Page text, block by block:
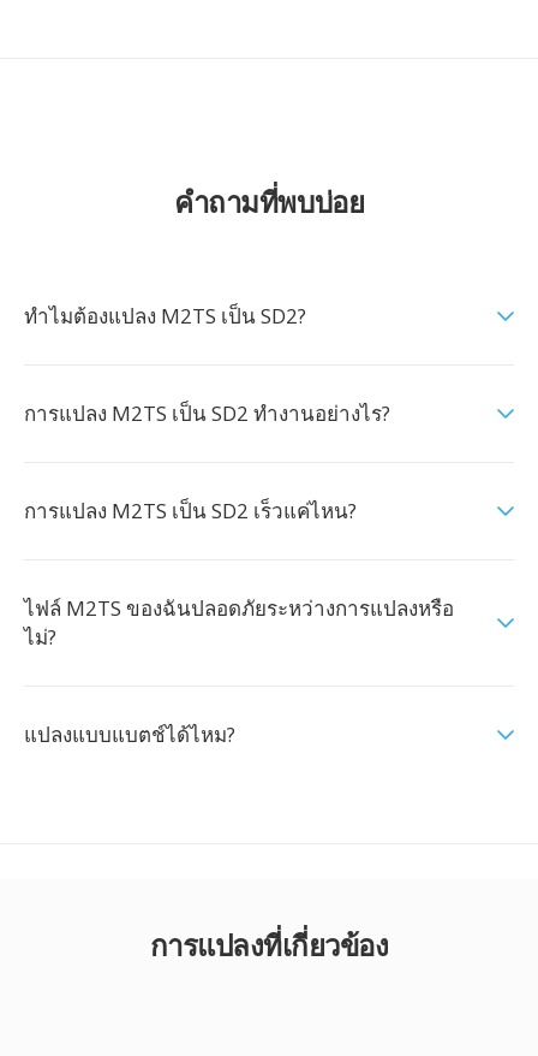
คำถามที่พบบ่อย
ทำไมต้องแปลง M2TS เป็น SD2?
การแปลง M2TS เป็น SD2 ทำงานอย่างไร?
การแปลง M2TS เป็น SD2 เร็วแค่ไหน?
ไฟล์ M2TS ของฉันปลอดภัยระหว่างการแปลงหรือ
ไม่?
แปลงแบบแบตช์ได้ไหม?
การแปลงที่เกี่ยวข้อง